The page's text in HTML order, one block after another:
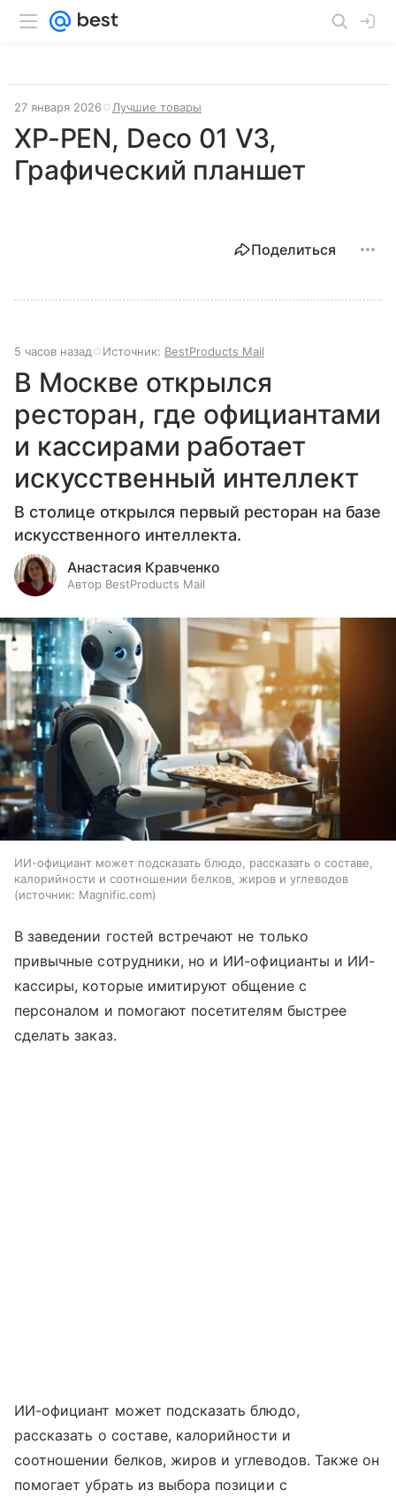
27 января 2026 Лучшие товары
XP-PEN, Deco 01 V3,
Графический планшет
Поделиться
5 часов назад Источник: BestProducts Mail
В Москве открылся
ресторан, где официантами
и кассирами работает
искусственный интеллект
В столице открылся первый ресторан на базе
искусственного интеллекта.
Анастасия Кравченко
Автор BestProducts Mail
ИИ-официант может подсказать блюдо, рассказать о составе,
калорийности и соотношении белков, жиров и углеводов
источник: Magnific.com
В заведении гостей встречают не только
привычные сотрудники, но и ИИ-официанты и ИИ-
кассиры, которые имитируют общение с
персоналом и помогают посетителям быстрее
сделать заказ.
ИИ-официант может подсказать блюдо,
рассказать о составе, калорийности и
соотношении белков, жиров и углеводов. Также он
помогает убрать из выбора позиции с